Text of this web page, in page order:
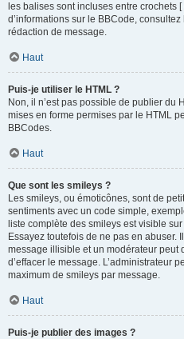
les balises sont incluses entre crochets
d’informations sur le BBCode,
rédaction de message.
Haut
Puis-je utiliser le HTML ?
Non, il n’est pas possible de publier du
mises en forme permises par le HTML
BBCodes.
Haut
Que sont les smileys ?
Les smileys, ou émoticônes, sont de
sentiments avec un code simple,
liste complète des smileys est visible
Essayez toutefois de ne pas en abuser.
message illisible et un modérateur peut
d’effacer le message. L’administrateur
maximum de smileys par message.
Haut
Puis-je publier des images ?